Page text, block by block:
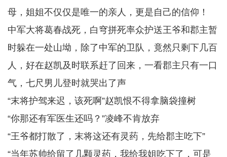
母，姐姐不仅仅是唯一的亲人，更是自己的信仰！
中军大将葛春战死，白穹拼死率众护送王爷和郡主暂
时躲在一处山坳，除了中军的卫队，竟然只剩下几百
人，好在赵凯及时联系赶了回来，一看郡主只有一口
气，七尺男儿登时就哭出了声
“末将护驾来迟，该死啊”赵凯恨不得拿脑袋撞树
“你那还有军医生还吗？”凌峰不肯放弃
“王爷都打散了，末将这还有灵药，先给郡主吃下”
“当年苏帅给留了几颗灵药，我给我姐吃下了，可是